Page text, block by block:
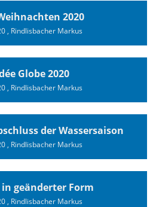
2020
, Rindlisbacher Markus
Globe 2020
, Rindlisbacher Markus
der Wassersaison
, Rindlisbacher Markus
in geänderter Form
, Rindlisbacher Markus